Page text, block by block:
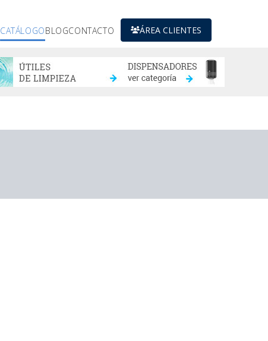
CATÁLOGOBLOGCONTACTO ÁREA CLIENTES